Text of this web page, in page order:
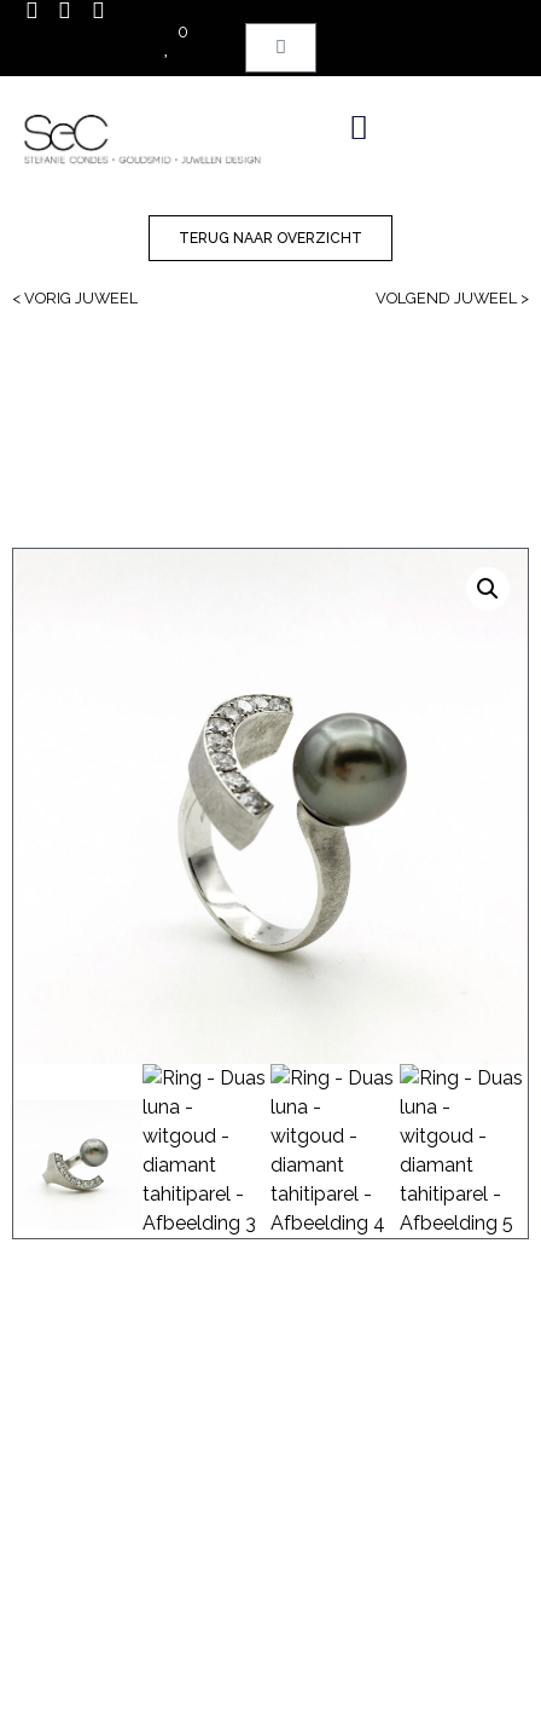
0
TERUG NAAR OVERZICHT
< VORIG JUWEEL VOLGEND JUWEEL >